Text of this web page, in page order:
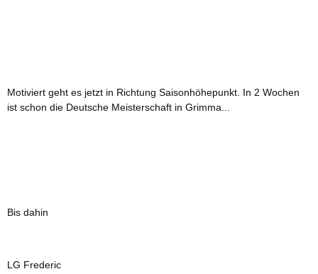
Motiviert geht es jetzt in Richtung Saisonhöhepunkt. In 2 Wochen
ist schon die Deutsche Meisterschaft in Grimma...
Bis dahin
LG Frederic